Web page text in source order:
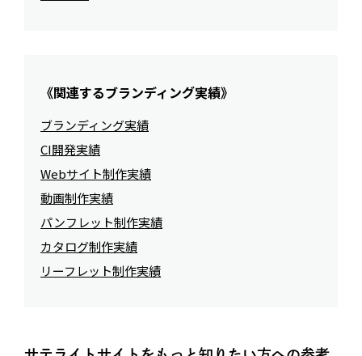
《関連するブランディング実績》
ブランディング実績
CI開発実績
Webサイト制作実績
動画制作実績
パンフレット制作実績
カタログ制作実績
リーフレット制作実績